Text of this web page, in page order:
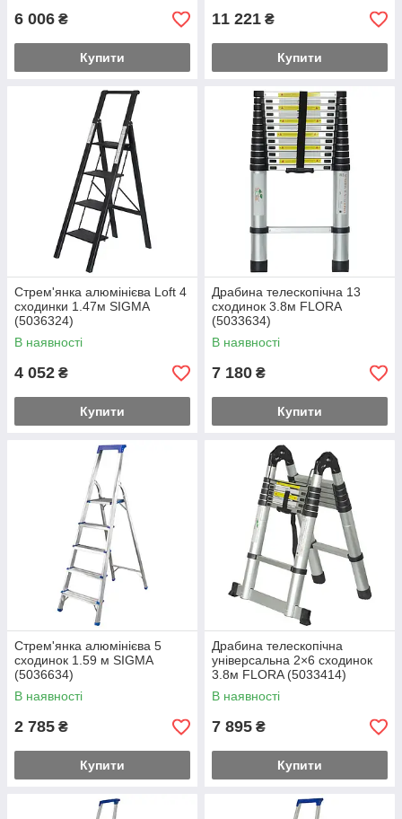
6 006 ₴
Купити
11 221 ₴
Купити
Стрем'янка алюмінієва Loft 4
сходинки 1.47м SIGMA
(5036324)
В наявності
4 052 ₴
Купити
Драбина телескопічна 13
сходинок 3.8м FLORA
(5033634)
В наявності
7 180 ₴
Купити
Стрем'янка алюмінієва 5
сходинок 1.59 м SIGMA
(5036634)
В наявності
2 785 ₴
Купити
Драбина телескопічна
універсальна 2×6 сходинок
3.8м FLORA (5033414)
В наявності
7 895 ₴
Купити